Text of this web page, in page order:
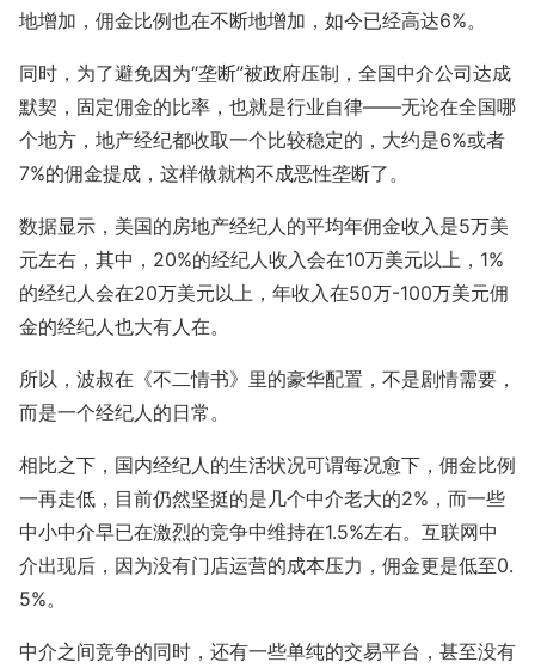
地增加，佣金比例也在不断地增加，如今已经高达6%。
同时，为了避免因为“垄断”被政府压制，全国中介公司达成
默契，固定佣金的比率，也就是行业自律——无论在全国哪
个地方，地产经纪都收取一个比较稳定的，大约是6%或者
7%的佣金提成，这样做就构不成恶性垄断了。
数据显示，美国的房地产经纪人的平均年佣金收入是5万美
元左右，其中，20%的经纪人收入会在10万美元以上，1%
的经纪人会在20万美元以上，年收入在50万-100万美元佣
金的经纪人也大有人在。
所以，波叔在《不二情书》里的豪华配置，不是剧情需要，
而是一个经纪人的日常。
相比之下，国内经纪人的生活状况可谓每况愈下，佣金比例
一再走低，目前仍然坚挺的是几个中介老大的2%，而一些
中小中介早已在激烈的竞争中维持在1.5%左右。互联网中
介出现后，因为没有门店运营的成本压力，佣金更是低至0.
5%。
中介之间竞争的同时，还有一些单纯的交易平台，甚至没有